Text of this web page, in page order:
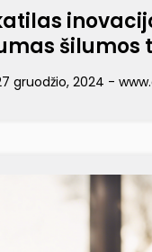
šilumos
gruodžio, 2024 -